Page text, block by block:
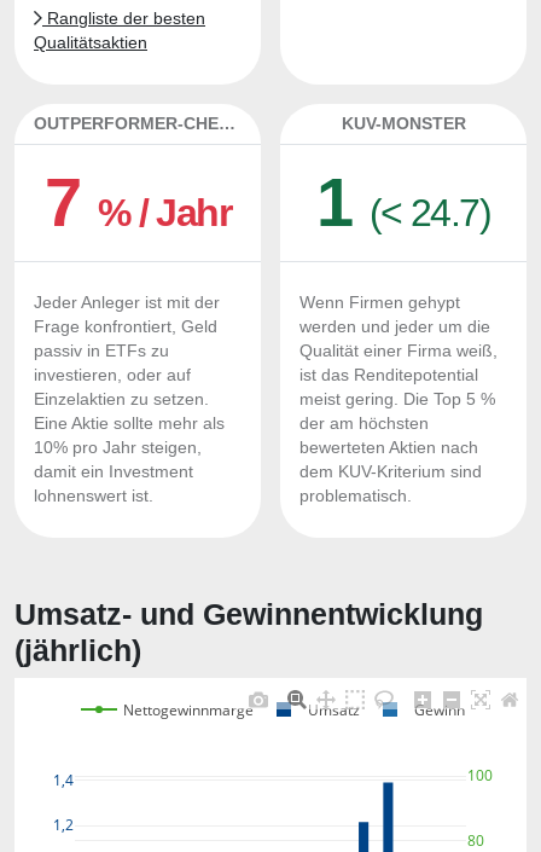
Rangliste der besten
Qualitätsaktien
OUTPERFORMER-CHECK
7 % / Jahr
Jeder Anleger ist mit der
Frage konfrontiert, Geld
passiv in ETFs zu
investieren, oder auf
Einzelaktien zu setzen.
Eine Aktie sollte mehr als
10% pro Jahr steigen,
damit ein Investment
lohnenswert ist.
KUV-MONSTER
1 (< 24.7)
Wenn Firmen gehypt
werden und jeder um die
Qualität einer Firma weiß,
ist das Renditepotential
meist gering. Die Top 5 %
der am höchsten
bewerteten Aktien nach
dem KUV-Kriterium sind
problematisch.
Umsatz- und Gewinnentwicklung
(jährlich)
1,2
1,4
80
100
Nettogewinnmarge Umsatz Gewinn